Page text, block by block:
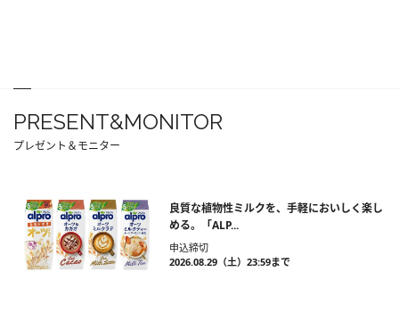
PRESENT&MONITOR
プレゼント＆モニター
良質な植物性ミルクを、手軽においしく楽し
める。「ALP...
申込締切
2026.08.29（土）23:59まで